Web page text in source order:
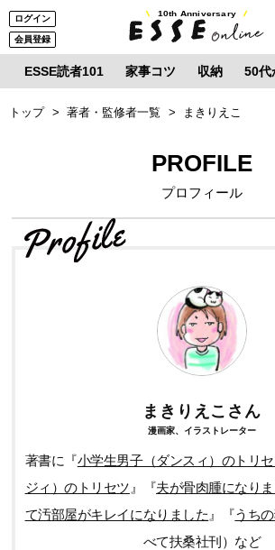
ログイン
会員登録
10th Anniversary
ESSE読者101 家事コツ 収納 50代
トップ 著者・監修者一覧 まきりえこ
PROFILE
プロフィール
まきりえこさん
漫画家、イラストレーター
著書に『小学生男子（ダンスィ）のトリ
ジィ）のトリセツ 』『夫が骨肉腫になり
て汚部屋がキレイになりました 』『うち
べて扶桑社刊）など